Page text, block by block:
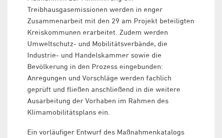
Treibhausgasemissionen werden in enger
Zusammenarbeit mit den 29 am Projekt beteiligten
Kreiskommunen erarbeitet. Zudem werden
Umweltschutz- und Mobilitätsverbände, die
Industrie- und Handelskammer sowie die
Bevölkerung in den Prozess eingebunden:
Anregungen und Vorschläge werden fachlich
geprüft und fließen anschließend in die weitere
Ausarbeitung der Vorhaben im Rahmen des
Klimamobilitätsplans ein.
Ein vorläufiger Entwurf des Maßnahmenkatalogs